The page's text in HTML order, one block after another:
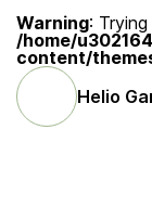
Warning:
/home/
content/
Helio